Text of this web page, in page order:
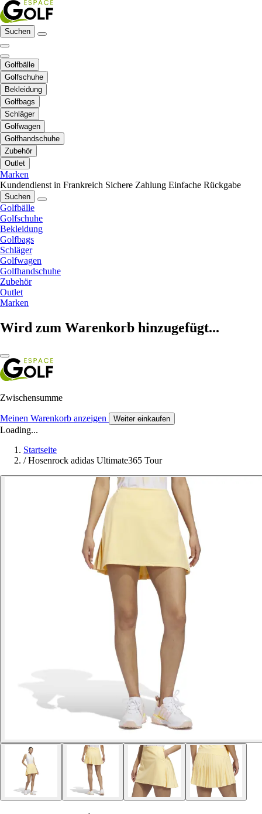
Suchen
Golfbälle
Golfschuhe
Bekleidung
Golfbags
Schläger
Golfwagen
Golfhandschuhe
Zubehör
Outlet
Marken
Kundendienst in Frankreich Sichere Zahlung Einfache Rückgabe
Suchen
Golfbälle
Golfschuhe
Bekleidung
Golfbags
Schläger
Golfwagen
Golfhandschuhe
Zubehör
Outlet
Marken
Wird zum Warenkorb hinzugefügt...
Zwischensumme
Meinen Warenkorb anzeigen Weiter einkaufen
Loading...
Startseite
/ Hosenrock adidas Ultimate365 Tour